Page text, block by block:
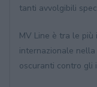
tanti avvolgibili
MV Line è tra le
internazionale
oscuranti contro gli